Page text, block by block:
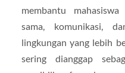
membantu
sama, komunikasi,
lingkungan yang lebih
sering dianggap